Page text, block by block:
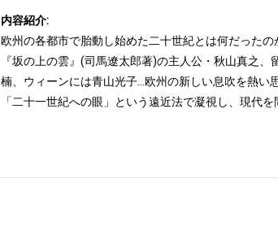
内容紹介:
欧州の各都市で胎動し始めた二十世紀とは何だった
『坂の上の雲』(司馬遼太郎著)の主人公・秋山真之
楠、ウィーンには青山光子…欧州の新しい息吹を熱い
「二十一世紀への眼」という遠近法で凝視し、現代を